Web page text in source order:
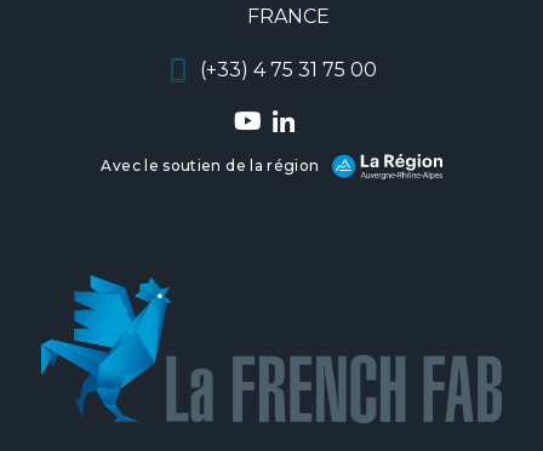
FRANCE
(+33) 4 75 31 75 00
Avec le soutien de la région